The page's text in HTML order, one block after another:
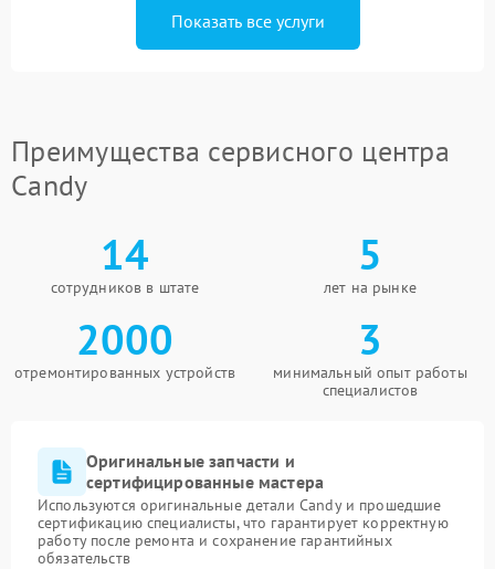
Показать все услуги
Преимущества сервисного центра
Candy
14
сотрудников в штате
5
лет на рынке
2000
отремонтированных устройств
3
минимальный опыт работы
специалистов
Оригинальные запчасти и
сертифицированные мастера
Используются оригинальные детали Candy и прошедшие
сертификацию специалисты, что гарантирует корректную
работу после ремонта и сохранение гарантийных
обязательств